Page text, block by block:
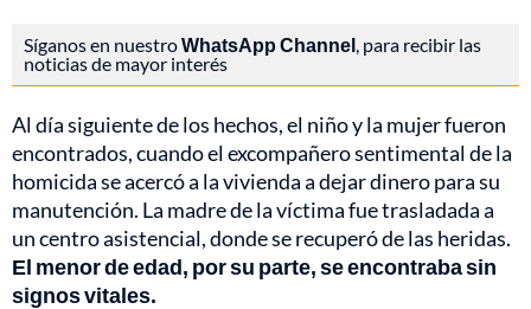
Síganos en nuestroWhatsApp Channel , para recibir las
noticias de mayor interés
Al día siguiente de los hechos, el niño y la mujer fueron
encontrados, cuando el excompañero sentimental de la
homicida se acercó a la vivienda a dejar dinero para su
manutención. La madre de la víctima fue trasladada a
un centro asistencial, donde se recuperó de las heridas.
El menor de edad, por su parte, se encontraba sin
signos vitales.